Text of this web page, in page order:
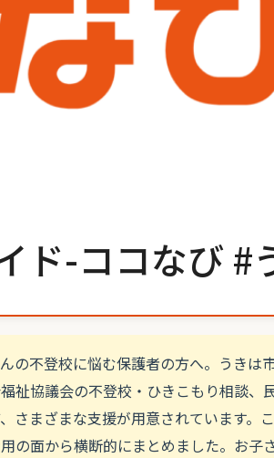
ド-ココなび #
の不登校に悩む保護者の方へ。うきは
祉協議会の不登校・ひきこもり相談、
さまざまな支援が用意されています。
の面から横断的にまとめました。お子